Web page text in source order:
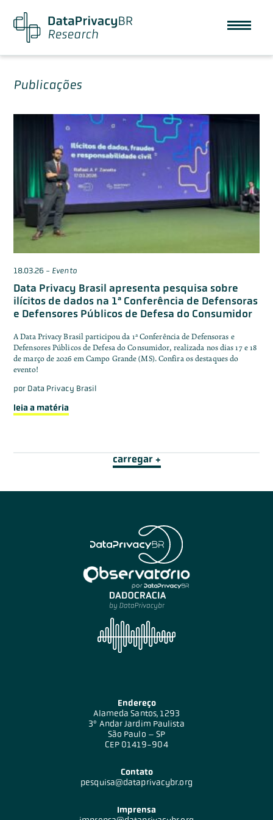
Publicações
18.03.26 - Evento
Data Privacy Brasil apresenta pesquisa sobre
ilícitos de dados na 1ª Conferência de Defensoras
e Defensores Públicos de Defesa do Consumidor
A Data Privacy Brasil participou da 1ª Conferência de Defensoras e
Defensores Públicos de Defesa do Consumidor, realizada nos dias 17 e 18
de março de 2026 em Campo Grande (MS). Confira os destaques do
evento!
por Data Privacy Brasil
leia a matéria
carregar +
Endereço
Alameda Santos, 1293
3º Andar Jardim Paulista
São Paulo – SP
CEP 01419-904
Contato
pesquisa@dataprivacybr.org
Imprensa